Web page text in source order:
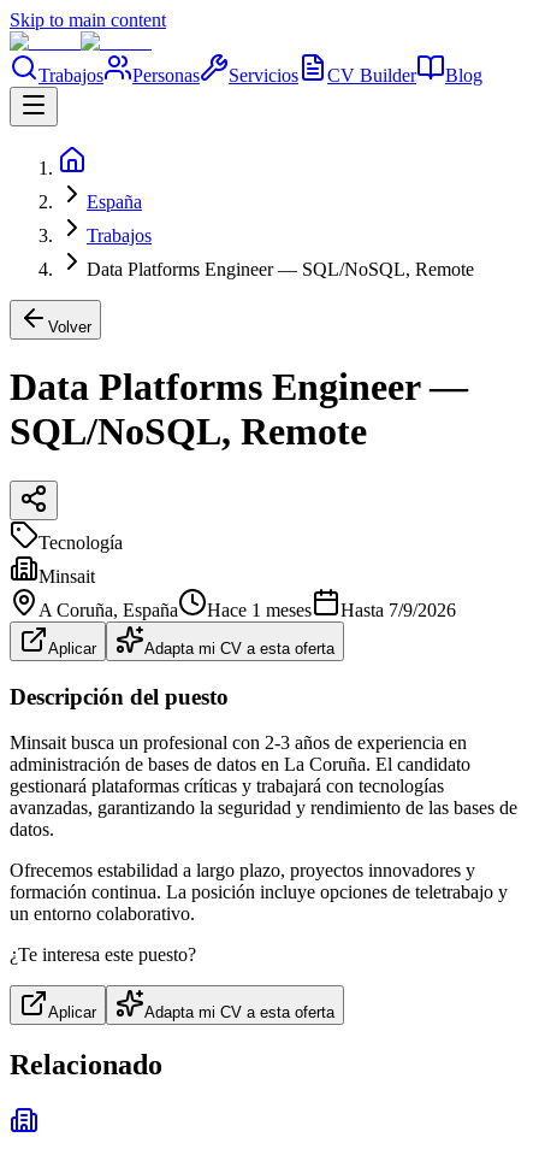
Skip to main content
Trabajos Personas Servicios CV Builder Blog
España
Trabajos
Data Platforms Engineer — SQL/NoSQL, Remote
Volver
Data Platforms Engineer —
SQL/NoSQL, Remote
Tecnología
Minsait
A Coruña, España Hace 1 meses Hasta 7/9/2026
Aplicar Adapta mi CV a esta oferta
Descripción del puesto
Minsait busca un profesional con 2-3 años de experiencia en
administración de bases de datos en La Coruña. El candidato
gestionará plataformas críticas y trabajará con tecnologías
avanzadas, garantizando la seguridad y rendimiento de las bases de
datos.
Ofrecemos estabilidad a largo plazo, proyectos innovadores y
formación continua. La posición incluye opciones de teletrabajo y
un entorno colaborativo.
¿Te interesa este puesto?
Aplicar Adapta mi CV a esta oferta
Relacionado